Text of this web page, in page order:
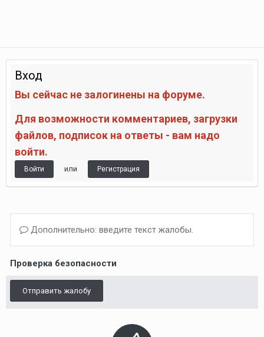
Вход
Вы сейчас не залогинены на форуме.
Для возможности комментариев, загрузки
файлов, подписок на ответы - вам надо
войти.
Войти или Регистрация
Дополнительно: введите текст жалобы.
Проверка безопасности
Отправить жалобу